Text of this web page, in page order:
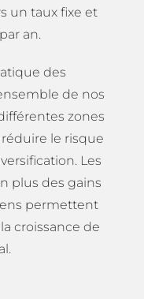
un taux fixe et
an.
des
de nos
zones
le risque
Les
plus des gains
permettent
croissance de